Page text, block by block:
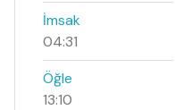
İmsak
04:31
Öğle
13:10